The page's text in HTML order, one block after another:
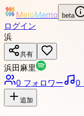
MeloMemo beta
ログイン
浜
共有
浜田麻里
0 フォロワー 0
追加